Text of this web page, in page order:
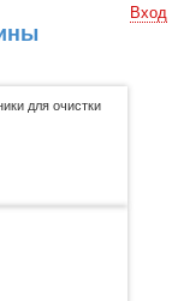
Вход
для очистки